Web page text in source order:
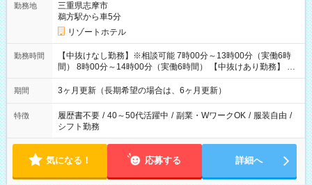
勤務地
三重県志摩市
鵜方駅から車5分
リゾートホテル
勤務時間
【中抜けなし勤務】※相談可能 7時00分～13時00分（実働6時
間） 8時00分～14時00分（実働6時間） 【中抜けあり勤務】 7
時00分～11時00分（実働4時間） 16時00分～20時30分（実働4
時間30分） ※1日8時間以上は割増料金
期間 3ヶ月更新（長期希望の場合は、6ヶ月更新）
特徴 履歴書不要 / 40～50代活躍中 / 副業・WワークOK / 服装自由 /
シフト勤務
気になる！ 応募する 詳細へ